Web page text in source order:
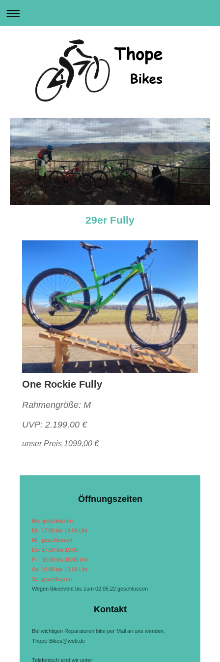
29er Fully
One Rockie Fully
Rahmengröße: M
UVP: 2.199,00 €
unser Preis 1099,00 €
Öffnungszeiten
Mo: geschlossen
Di: 17:00 bis 19:00 Uhr
Mi: geschlossen
Do: 17:00 bis 19:00
Fr: 15:00 bis 18:00 Uhr
Sa: 10:00 bis 13.00 Uhr
So: geschlossen
Wegen Bikeevent bis zum 02.05.22 geschlossen
Kontakt
Bei wichtigen Reparaturen bitte per Mail an uns wenden.
Thope-Bikes@web.de
Telefonisch sind wir unter: